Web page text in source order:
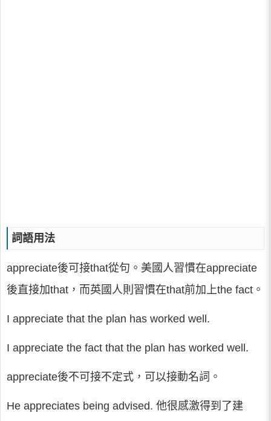
詞語用法
appreciate後可接that從句。美國人習慣在appreciate
後直接加that，而英國人則習慣在that前加上the fact。
I appreciate that the plan has worked well.
I appreciate the fact that the plan has worked well.
appreciate後不可接不定式，可以接動名詞。
He appreciates being advised. 他很感激得到了建